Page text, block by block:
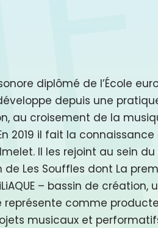
diplômé de l’École
depuis une
au croisement de la
2019 il fait la
Il les rejoint au sein
Les Souffles dont La
– bassin de
représente comme
musicaux et